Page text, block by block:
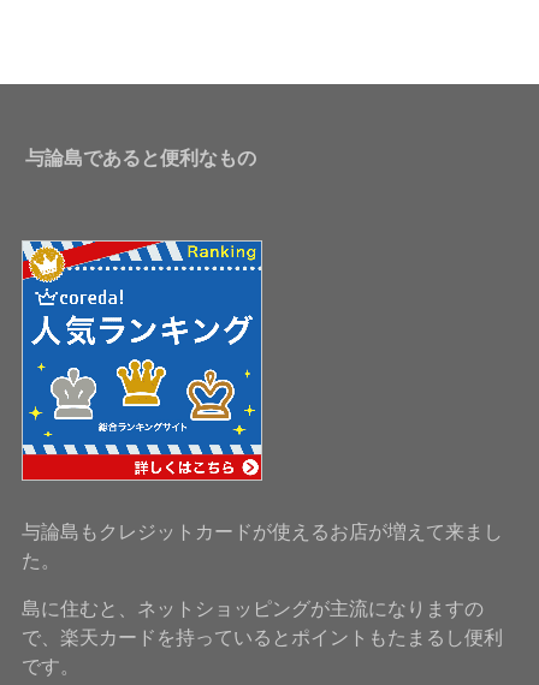
与論島であると便利なもの
与論島もクレジットカードが使えるお店が増えて来まし
た。
島に住むと、ネットショッピングが主流になりますの
で、楽天カードを持っているとポイントもたまるし便利
です。